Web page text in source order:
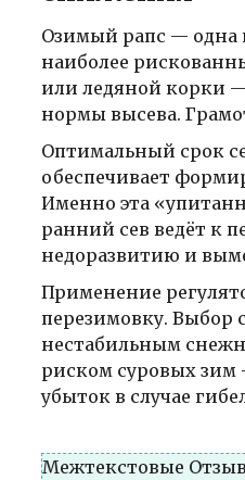
Озимый рапс — одна
наиболее
или ледяной корки
нормы высева.
Оптимальный срок
обеспечивает
Именно эта
ранний сев ведёт к
недоразвитию и
Применение
перезимовку. Выбор
нестабильным
риском суровых зим
убыток в случае
Межтекстовые